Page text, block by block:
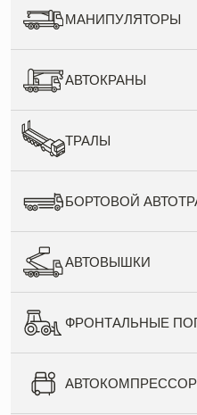
МАНИПУЛЯТОРЫ
АВТОКРАНЫ
ТРАЛЫ
БОРТОВОЙ
АВТОВЫШКИ
ФРОНТАЛЬНЫЕ